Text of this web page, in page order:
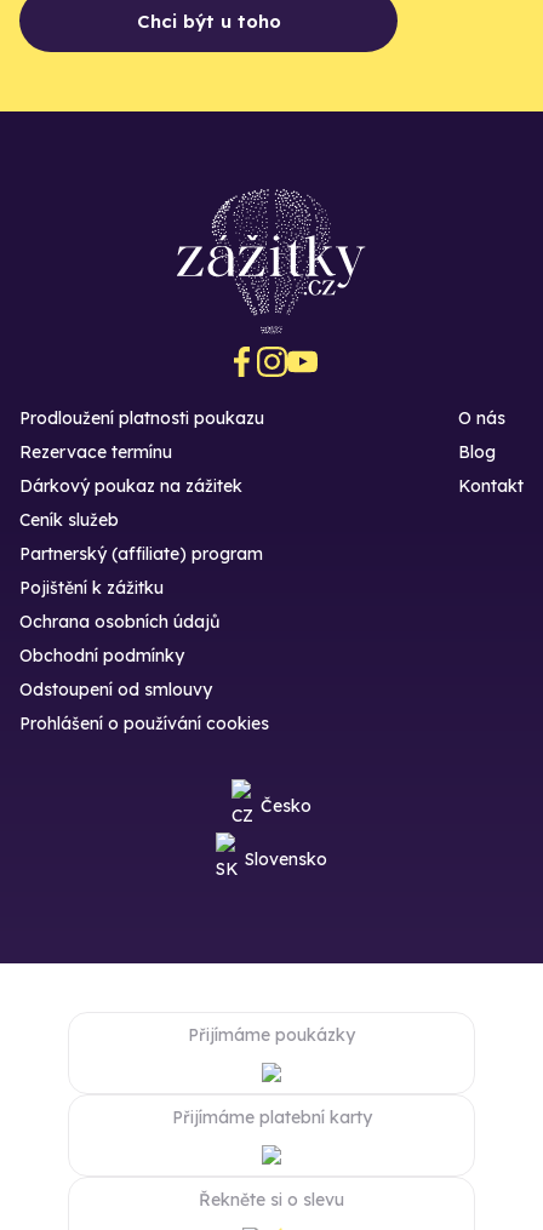
Chci být u toho
Prodloužení platnosti poukazu
Rezervace termínu
Dárkový poukaz na zážitek
O nás
Blog
Kontakt
Ceník služeb
Partnerský (affiliate) program
Pojištění k zážitku
Ochrana osobních údajů
Obchodní podmínky
Odstoupení od smlouvy
Prohlášení o používání cookies
Česko
Slovensko
Přijímáme poukázky
Přijímáme platební karty
Řekněte si o slevu